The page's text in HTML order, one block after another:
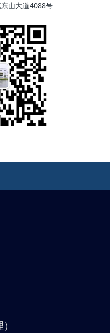
山大道4088号